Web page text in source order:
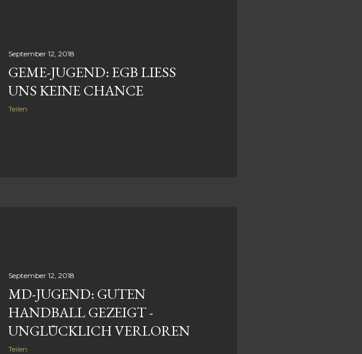
September 12, 2018
GEME-JUGEND: EGB LIESS U
NS KEINE CHANCE
Teilen
September 12, 2018
MD-JUGEND: GUTEN
HANDBALL GEZEIGT -
UNGLÜCKLICH VERLOREN
Teilen